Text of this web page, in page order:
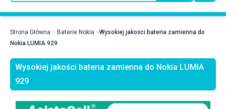
Strona Główna Baterie Nokia
Wysokiej jakości bateria zamienna do
Nokia LUMIA 929
Wysokiej jakości bateria zamienna do Nokia LUMIA
929